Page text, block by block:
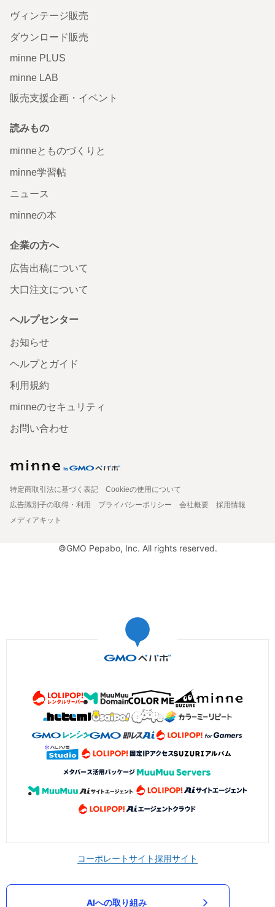
ヴィンテージ販売
ダウンロード販売
minne PLUS
minne LAB
販売支援企画・イベント
読みもの
minneとものづくりと
minne学習帖
ニュース
minneの本
企業の方へ
広告出稿について
大口注文について
ヘルプセンター
お知らせ
ヘルプとガイド
利用規約
minneのセキュリティ
お問い合わせ
特定商取引法に基づく表記
Cookieの使用について
広告識別子の取得・利用
プライバシーポリシー 会社概要
採用情報
メディアキット
©GMO Pepabo, Inc. All rights reserved.
コーポレートサイト採用サイト
AIへの取り組み